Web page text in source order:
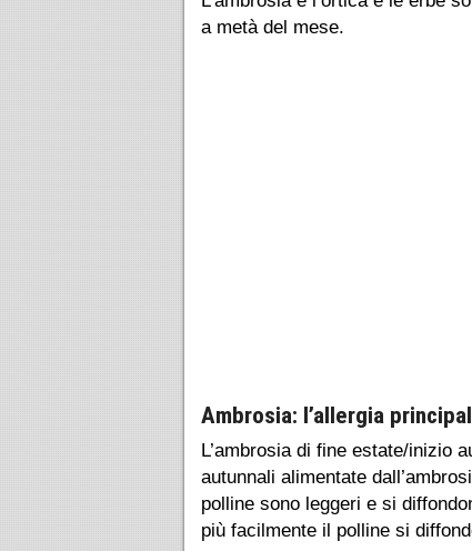
a metà del mese.
Ambrosia: l’allergia
L’ambrosia di fine estate/inizio
autunnali alimentate
polline sono leggeri e si
più facilmente il polline si